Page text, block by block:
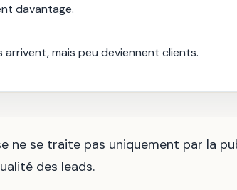
davantage.
arrivent, mais peu deviennent clients.
ne se traite pas uniquement par la
des leads.